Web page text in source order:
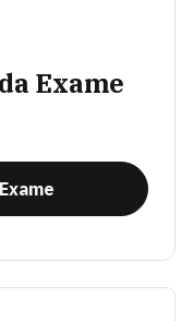
Exame